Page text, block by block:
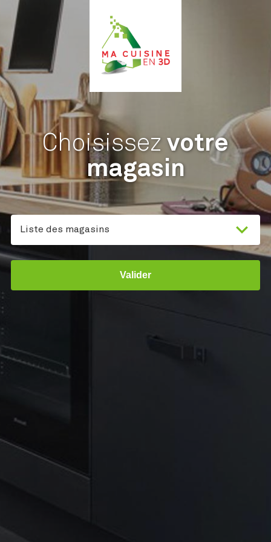
Choisissez votre
magasin
Valider